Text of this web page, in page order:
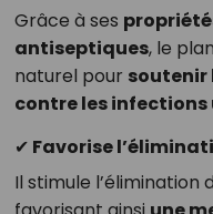
Grâce à ses
antiseptiques, le
naturel pour soutenir
contre les
✔ Favorise
Il stimule l’élimination